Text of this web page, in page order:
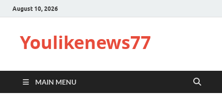
August 10, 2026
Youlikenews77
MAIN MENU